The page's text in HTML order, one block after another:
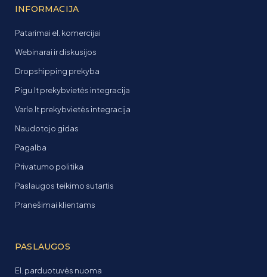
INFORMACIJA
Patarimai el. komercijai
Webinarai ir diskusijos
Dropshipping prekyba
Pigu.lt prekybvietės integracija
Varle.lt prekybvietės integracija
Naudotojo gidas
Pagalba
Privatumo politika
Paslaugos teikimo sutartis
Pranešimai klientams
PASLAUGOS
El. parduotuvės nuoma